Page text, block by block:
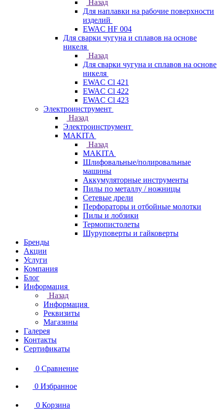
Назад
Для наплавки на рабочие поверхности
изделий
EWAC HF 004
Для сварки чугуна и сплавов на основе
никеля
Назад
Для сварки чугуна и сплавов на основе
никеля
EWAC Cl 421
EWAC Cl 422
EWAC Cl 423
Электроинструмент
Назад
Электроинструмент
МAKITA
Назад
МAKITA
Шлифовальные/полировальные
машины
Аккумуляторные инструменты
Пилы по металлу / ножницы
Сетевые дрели
Перфораторы и отбойные молотки
Пилы и лобзики
Термопистолеты
Шуруповерты и гайковерты
Бренды
Акции
Услуги
Компания
Блог
Информация
Назад
Информация
Реквизиты
Магазины
Галерея
Контакты
Сертификаты
0 Сравнение
0 Избранное
0 Корзина